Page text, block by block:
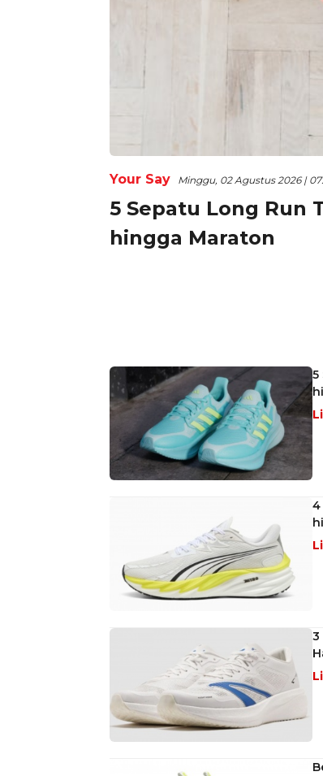
Your Say Minggu, 02 Agustus 2026 |
5 Sepatu Long Run
hingga Maraton
5
4
3